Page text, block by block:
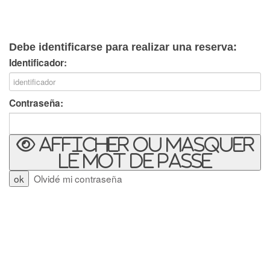
Debe identificarse para realizar una reserva:
Identificador:
Contraseña:
Afficher ou masquer
le mot de passe
Olvidé mi contraseña